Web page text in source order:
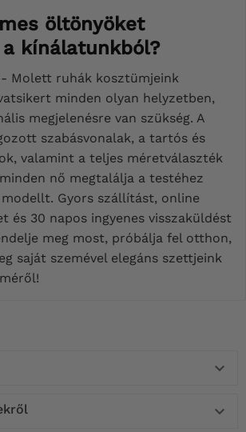
öltönyöket
kínálatunkból?
Molett ruhák kosztümjeink
minden olyan helyzetben,
megjelenésre van szükség. A
szabásvonalak, a tartós és
valamint a teljes méretválaszték
nő megtalálja a testéhez
Gyors szállítást, online
és 30 napos ingyenes visszaküldést
meg most, próbálja fel otthon,
saját szemével elegáns szettjeink

